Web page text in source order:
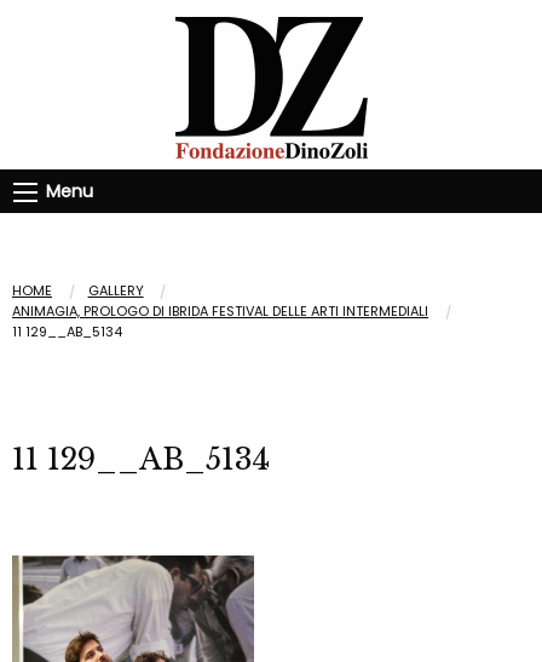
Menu
HOME
GALLERY
ANIMAGIA, PROLOGO DI IBRIDA FESTIVAL DELLE ARTI INTERMEDIALI
11 129__AB_5134
11 129__AB_5134